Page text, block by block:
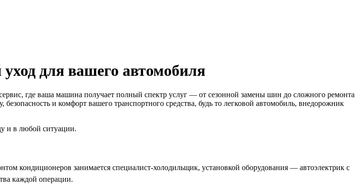
для вашего автомобиля
где ваша машина получает полный спектр услуг — от сезонной замены шин до сложного ремонта
и комфорт вашего транспортного средства, будь то легковой автомобиль, внедорожник
и в любой ситуации.
кондиционеров занимается специалист-холодильщик, установкой оборудования — автоэлектрик с
каждой операции.